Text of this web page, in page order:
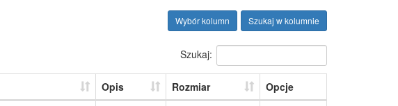
Szukaj w kolumnie
Wybór kolumn
Szukaj:
Opis Rozmiar
Opcje